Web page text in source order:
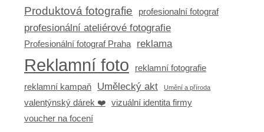
Produktová fotografie
profesionalní fotograf
profesionální ateliérové fotografie
Profesionální fotograf Praha reklama
Reklamní foto
reklamní fotografie
reklamní kampaň
Umělecký akt Umění a příroda
valentýnský dárek ❤️
vizuální identita firmy
voucher na focení